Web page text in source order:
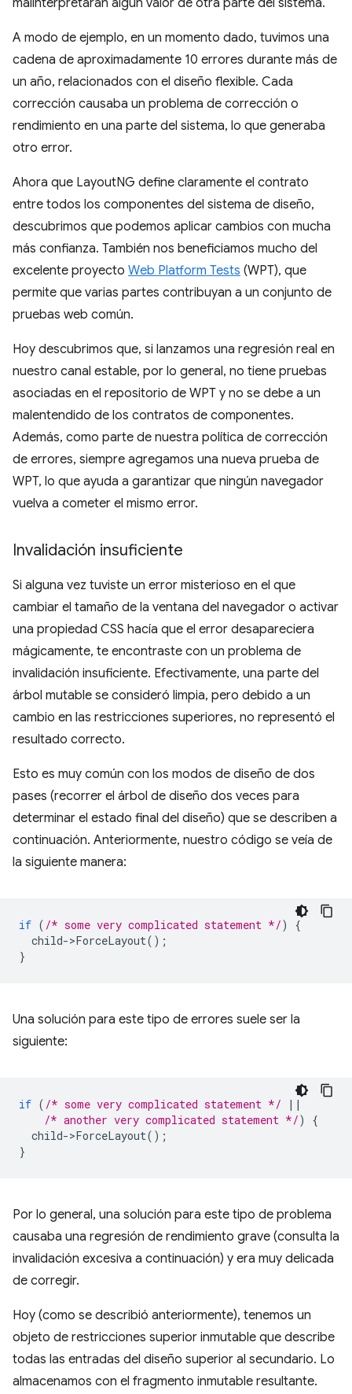
A modo de ejemplo, en un momento dado, tuvimos una
cadena de aproximadamente 10 errores durante más de
un año, relacionados con el diseño flexible. Cada
corrección causaba un problema de corrección o
rendimiento en una parte del sistema, lo que generaba
otro error.
Ahora que LayoutNG define claramente el contrato
entre todos los componentes del sistema de diseño,
descubrimos que podemos aplicar cambios con mucha
más confianza. También nos beneficiamos mucho del
excelente proyecto Web Platform Tests (WPT), que
permite que varias partes contribuyan a un conjunto de
pruebas web común.
Hoy descubrimos que, si lanzamos una regresión real en
nuestro canal estable, por lo general, no tiene pruebas
asociadas en el repositorio de WPT y no se debe a un
malentendido de los contratos de componentes.
Además, como parte de nuestra política de corrección
de errores, siempre agregamos una nueva prueba de
WPT, lo que ayuda a garantizar que ningún navegador
vuelva a cometer el mismo error.
Invalidación insuficiente
Si alguna vez tuviste un error misterioso en el que
cambiar el tamaño de la ventana del navegador o activar
una propiedad CSS hacía que el error desapareciera
mágicamente, te encontraste con un problema de
invalidación insuficiente. Efectivamente, una parte del
árbol mutable se consideró limpia, pero debido a un
cambio en las restricciones superiores, no representó el
resultado correcto.
Esto es muy común con los modos de diseño de dos
pases (recorrer el árbol de diseño dos veces para
determinar el estado final del diseño) que se describen a
continuación. Anteriormente, nuestro código se veía de
la siguiente manera:
if ( /* some very complicated statement */)
{
child->ForceLayout();
}
Una solución para este tipo de errores suele ser la
siguiente:
if ( /* some very complicated statement */
||
/* another very complicated statement */)
{
child->ForceLayout();
}
Por lo general, una solución para este tipo de problema
causaba una regresión de rendimiento grave (consulta la
invalidación excesiva a continuación) y era muy delicada
de corregir.
Hoy (como se describió anteriormente), tenemos un
objeto de restricciones superior inmutable que describe
todas las entradas del diseño superior al secundario. Lo
almacenamos con el fragmento inmutable resultante.